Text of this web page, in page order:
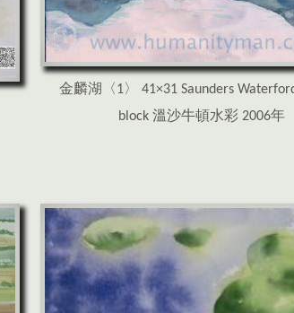
金麟湖〈1〉 41×31 Saunders
block 溫沙牛頓水彩 2006年